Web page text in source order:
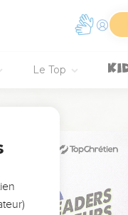
Le Top